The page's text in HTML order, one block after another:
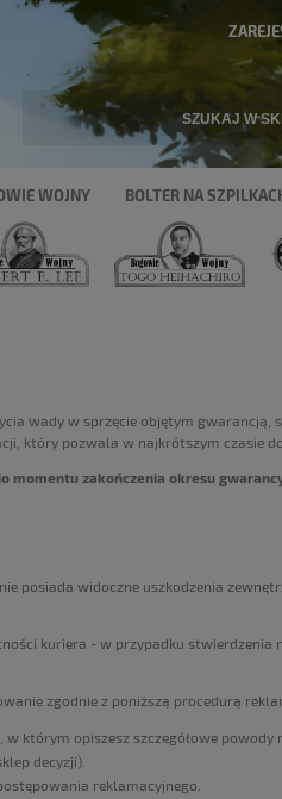
WOJNY BOLTER NA
wady w sprzęcie objętym
który pozwala w najkrótszym czasie
zakończenia okresu
posiada widoczne uszkodzenia
kuriera - w przypadku
zgodnie z poniższą procedurą
w którym opiszesz szczegółowe
decyzji).
reklamacyjnego.